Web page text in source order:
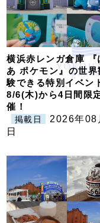
横浜赤レンガ倉庫 『
あ ポケモン』の世界
験できる特別イベン
8/6(木)から4日間限
催！
掲載日
2026年08
日